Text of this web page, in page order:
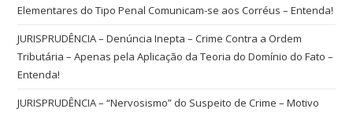
Elementares do Tipo Penal Comunicam-se aos Corréus – Entenda!
JURISPRUDÊNCIA – Denúncia Inepta – Crime Contra a Ordem
Tributária – Apenas pela Aplicação da Teoria do Domínio do Fato –
Entenda!
JURISPRUDÊNCIA – “Nervosismo” do Suspeito de Crime – Motivo